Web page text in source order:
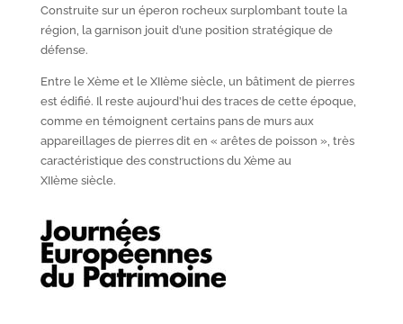
Construite sur un éperon rocheux surplombant toute la
région, la garnison jouit d’une position stratégique de
défense.
Entre le Xèmeet le XIIèmesiècle, un bâtiment de pierres
est édifié. Il reste aujourd’hui des traces de cette époque,
comme en témoignent certains pans de murs aux
appareillages de pierres dit en « arêtes de poisson », très
caractéristique des constructions du Xèmeau
XIIèmesiècle.